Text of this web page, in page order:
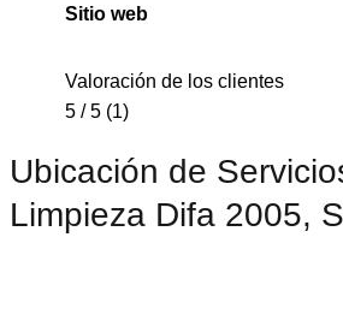
Sitio web
Valoración de los clientes
5 / 5 (1)
Ubicación de
Limpieza Difa 2005,